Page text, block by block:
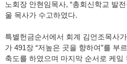
노회장 안현임목사, “총회신학교 발
울 목사가 수고하였다.
특별헌금순서에서 회계 김언조목사
가 491장 “저높은 곳을 향하여”를 부
축도를 하였으며 마지막 순서로 케잌